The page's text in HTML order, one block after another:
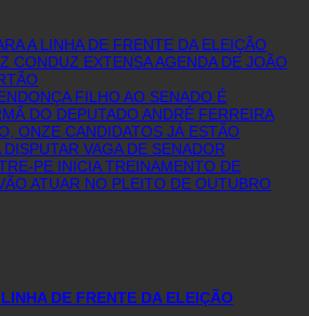
A LINHA DE FRENTE DA ELEIÇÃO
CONDUZ EXTENSA AGENDA DE JOÃO
FILHO AO SENADO É
DO DEPUTADO ANDRÉ FERREIRA
ONZE CANDIDATOS JÁ ESTÃO
VAGA DE SENADOR
PE INICIA TREINAMENTO DE
ATUAR NO PLEITO DE OUTUBRO
DE FRENTE DA ELEIÇÃO